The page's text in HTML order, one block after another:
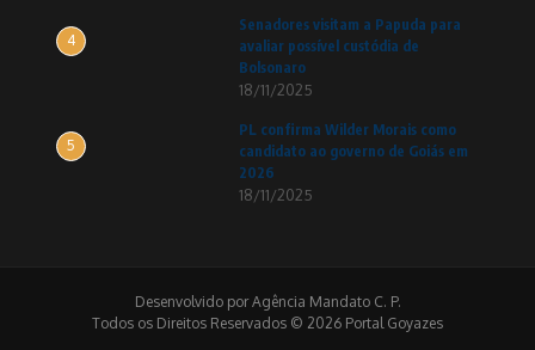
4
Senadores visitam a Papuda para
avaliar possível custódia de
Bolsonaro
18/11/2025
5
PL confirma Wilder Morais como
candidato ao governo de Goiás em
2026
18/11/2025
Desenvolvido por Agência Mandato C. P.
Todos os Direitos Reservados © 2026 Portal Goyazes